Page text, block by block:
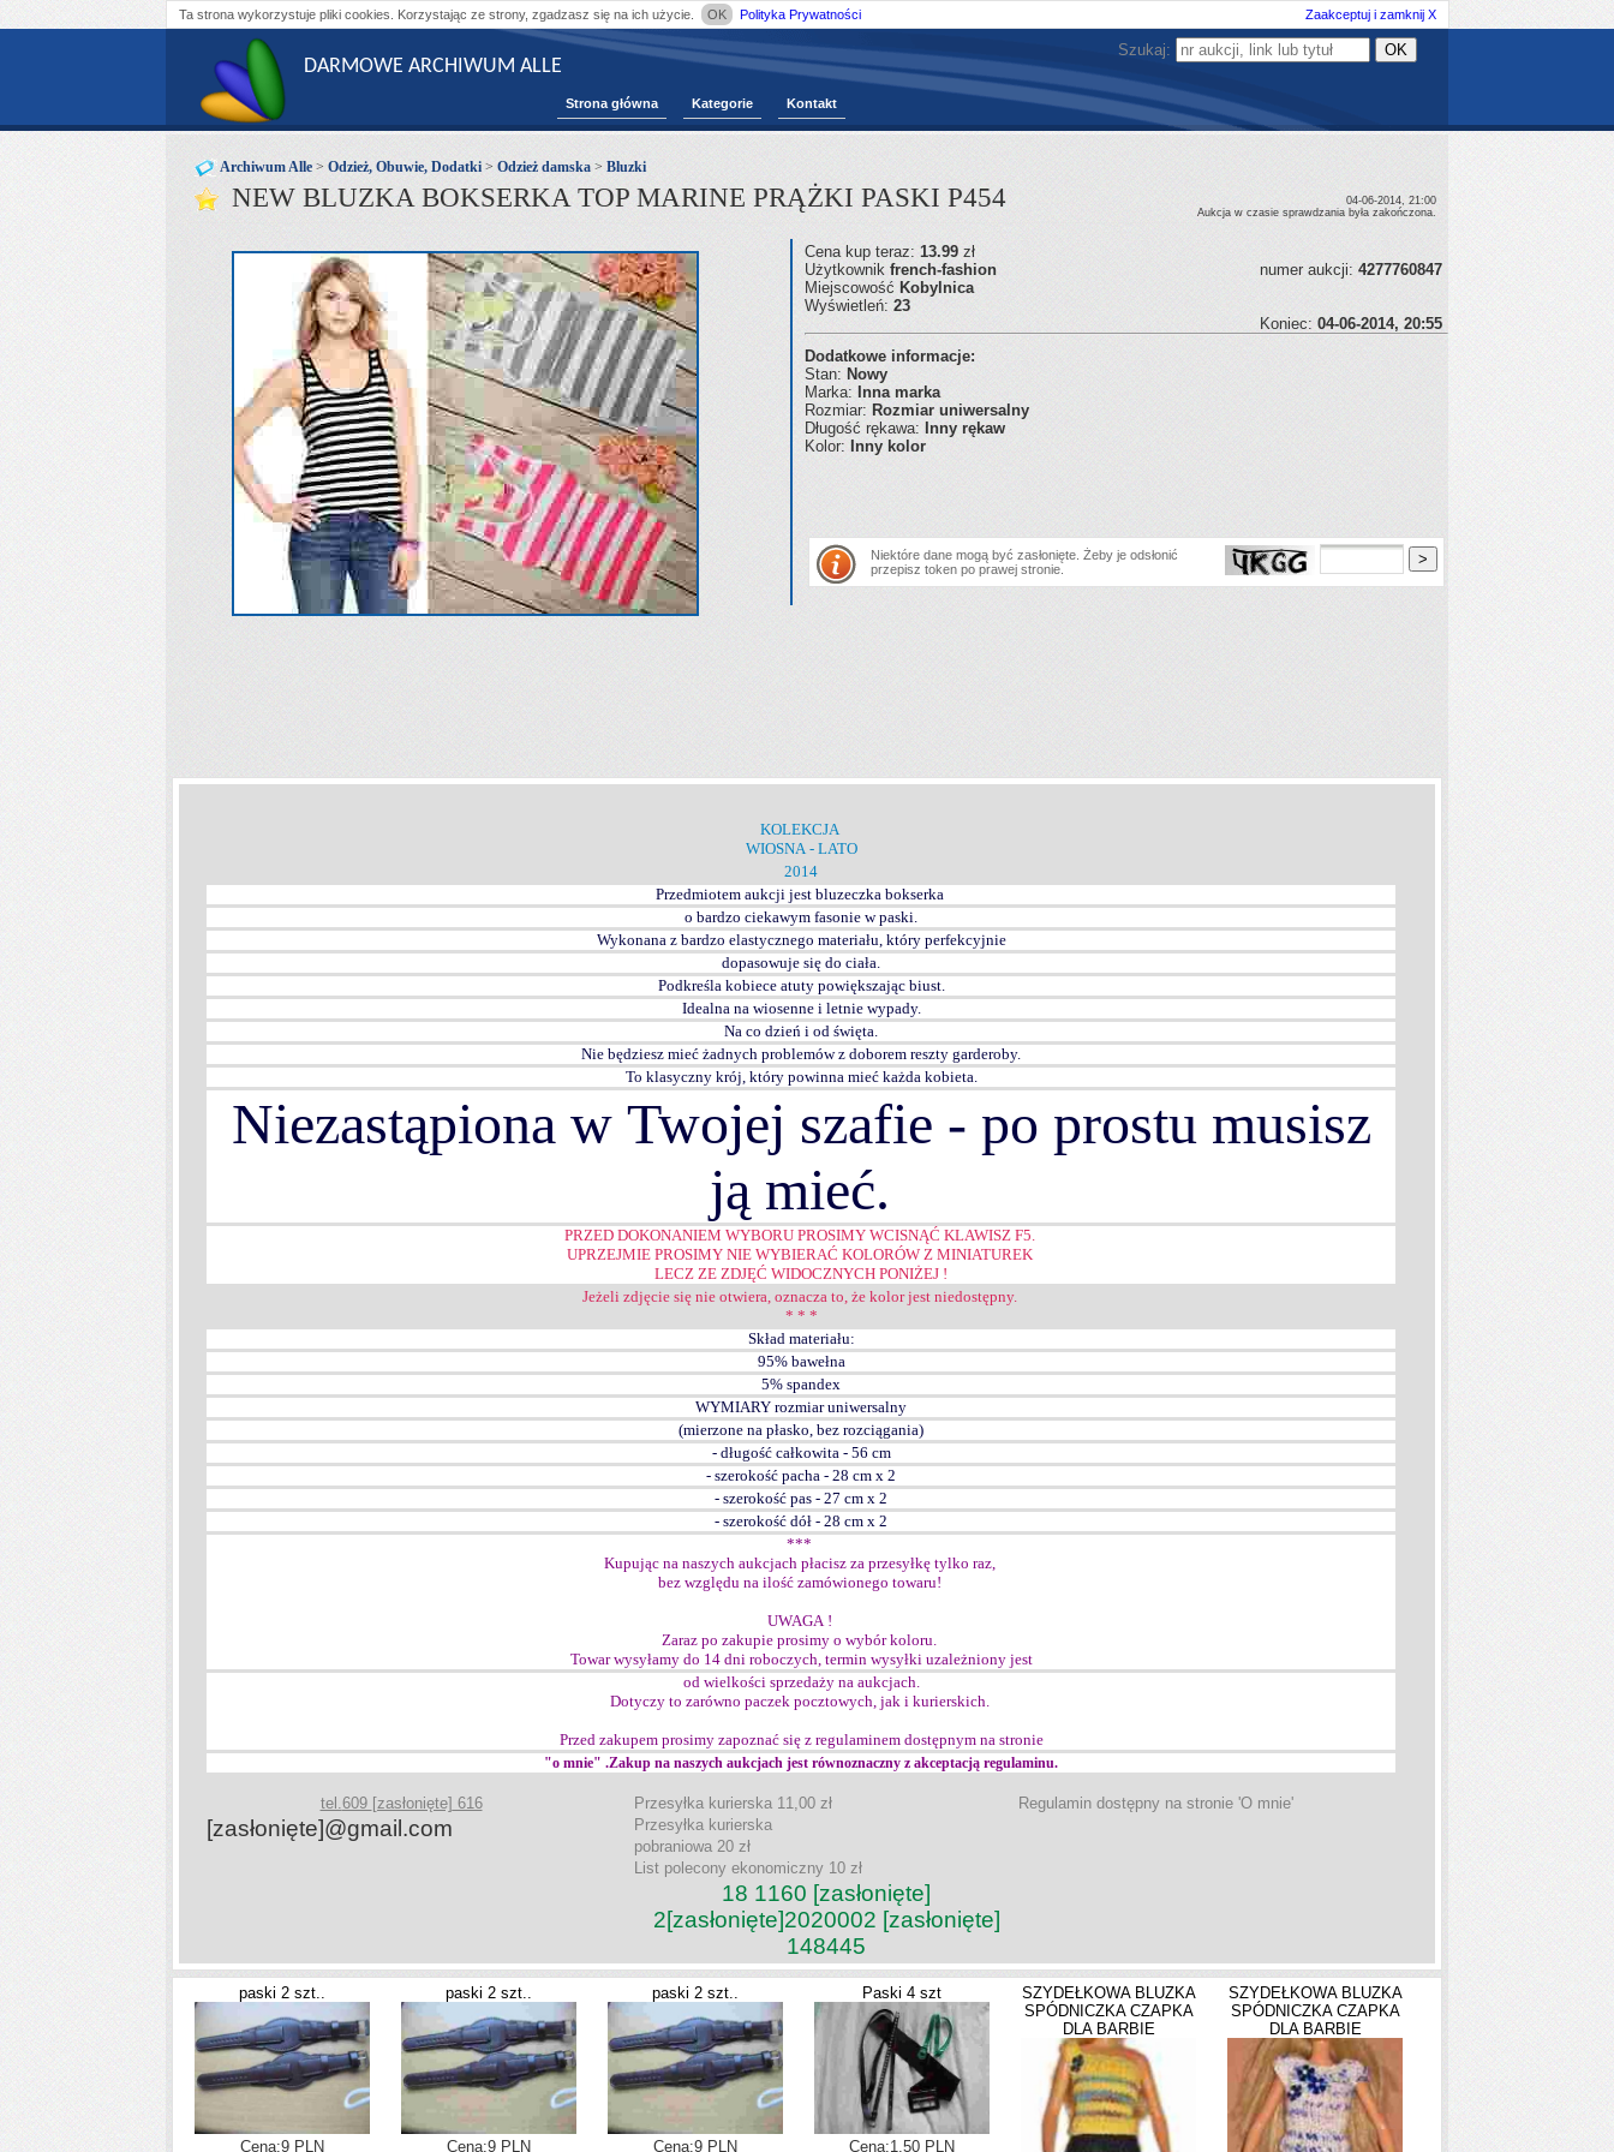
Ta strona wykorzystuje pliki cookies. Korzystając ze strony, zgadzasz się na ich użycie. OK Polityka Prywatności Zaakceptuj i zamknij X
DARMOWE ARCHIWUM ALLE
Strona główna Kategorie Kontakt
Szukaj:
Archiwum Alle > Odzież, Obuwie, Dodatki > Odzież damska > Bluzki
NEW BLUZKA BOKSERKA TOP MARINE PRĄŻKI PASKI P454
04-06-2014, 21:00
Aukcja w czasie sprawdzania była zakończona.
Cena kup teraz: 13.99 zł
Użytkownik french-fashion numer aukcji: 4277760847
Miejscowość Kobylnica
Wyświetleń: 23
Koniec: 04-06-2014, 20:55
Dodatkowe informacje:
Stan: Nowy
Marka: Inna marka
Rozmiar: Rozmiar uniwersalny
Długość rękawa: Inny rękaw
Kolor: Inny kolor
Niektóre dane mogą być zasłonięte. Żeby je odsłonić
przepisz token po prawej stronie.
KOLEKCJA
WIOSNA - LATO
2014
Przedmiotem aukcji jest bluzeczka bokserka
o bardzo ciekawym fasonie w paski.
Wykonana z bardzo elastycznego materiału, który perfekcyjnie
dopasowuje się do ciała.
Podkreśla kobiece atuty powiększając biust.
Idealna na wiosenne i letnie wypady.
Na co dzień i od święta.
Nie będziesz mieć żadnych problemów z doborem reszty garderoby.
To klasyczny krój, który powinna mieć każda kobieta.
Niezastąpiona w Twojej szafie - po prostu musisz
ją mieć.
PRZED DOKONANIEM WYBORU PROSIMY WCISNĄĆ KLAWISZ F5.
UPRZEJMIE PROSIMY NIE WYBIERAĆ KOLORÓW Z MINIATUREK
LECZ ZE ZDJĘĆ WIDOCZNYCH PONIŻEJ !
Jeżeli zdjęcie się nie otwiera, oznacza to, że kolor jest niedostępny.
* * *
Skład materiału:
95% bawełna
5% spandex
WYMIARY rozmiar uniwersalny
(mierzone na płasko, bez rozciągania)
- długość całkowita - 56 cm
- szerokość pacha - 28 cm x 2
- szerokość pas - 27 cm x 2
- szerokość dół - 28 cm x 2
***
Kupując na naszych aukcjach płacisz za przesyłkę tylko raz,
bez względu na ilość zamówionego towaru!
UWAGA !
Zaraz po zakupie prosimy o wybór koloru.
Towar wysyłamy do 14 dni roboczych, termin wysyłki uzależniony jest
od wielkości sprzedaży na aukcjach.
Dotyczy to zarówno paczek pocztowych, jak i kurierskich.
Przed zakupem prosimy zapoznać się z regulaminem dostępnym na stronie
"o mnie" .Zakup na naszych aukcjach jest równoznaczny z akceptacją regulaminu.
tel.609 [zasłonięte] 616
[zasłonięte]@gmail.com
Przesyłka kurierska 11,00 zł
Przesyłka kurierska
pobraniowa 20 zł
List polecony ekonomiczny 10 zł
18 1160 [zasłonięte]
2[zasłonięte]2020002 [zasłonięte]
148445
Regulamin dostępny na stronie 'O mnie'
paski 2 szt..
Cena:9 PLN
paski 2 szt..
Cena:9 PLN
paski 2 szt..
Cena:9 PLN
Paski 4 szt
Cena:1.50 PLN
SZYDEŁKOWA BLUZKA
SPÓDNICZKA CZAPKA
DLA BARBIE
SZYDEŁKOWA BLUZKA
SPÓDNICZKA CZAPKA
DLA BARBIE